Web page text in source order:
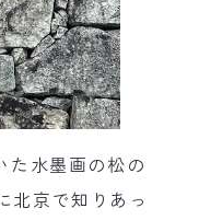
た水墨画の松の
北京で知りあっ